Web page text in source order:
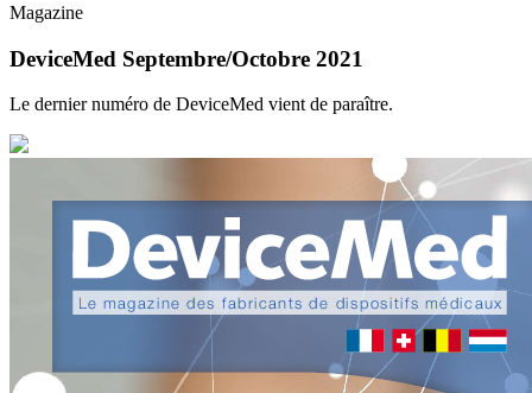
Magazine
DeviceMed Septembre/Octobre 2021
Le dernier numéro de DeviceMed vient de paraître.